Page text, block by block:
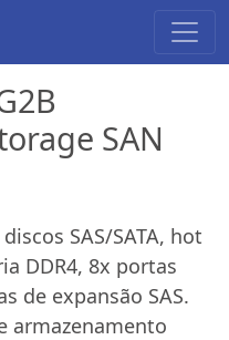
SAN
SAS/SATA, hot
DDR4, 8x portas
de expansão SAS.
armazenamento